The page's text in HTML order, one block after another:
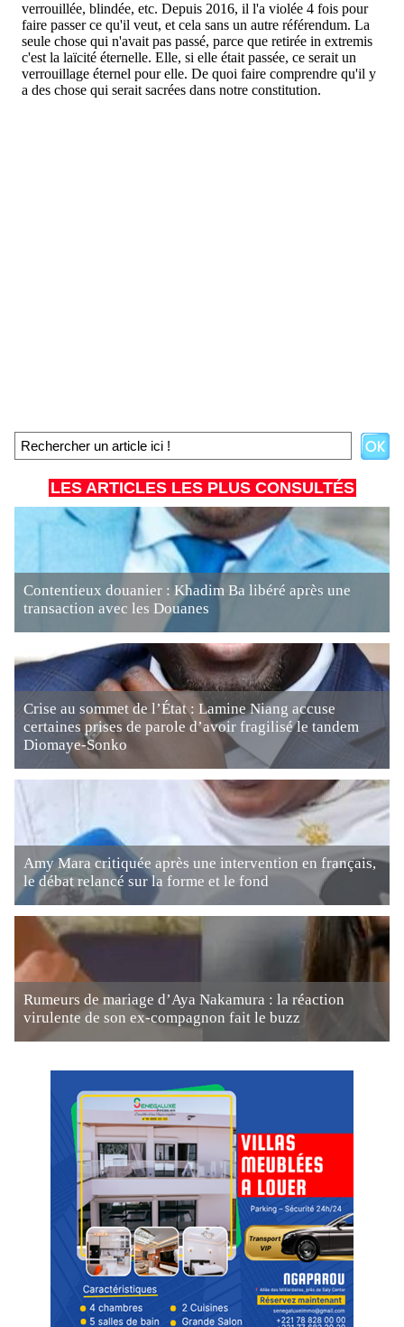
LES ARTICLES LES PLUS CONSULTÉS
Contentieux douanier : Khadim Ba libéré après une
transaction avec les Douanes
Crise au sommet de l’État : Lamine Niang accuse
certaines prises de parole d’avoir fragilisé le tandem
Diomaye-Sonko
Amy Mara critiquée après une intervention en français,
le débat relancé sur la forme et le fond
Rumeurs de mariage d’Aya Nakamura : la réaction
virulente de son ex-compagnon fait le buzz